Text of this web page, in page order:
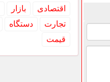
اقتصادی بازار
تجارت
دستگاه
قیمت